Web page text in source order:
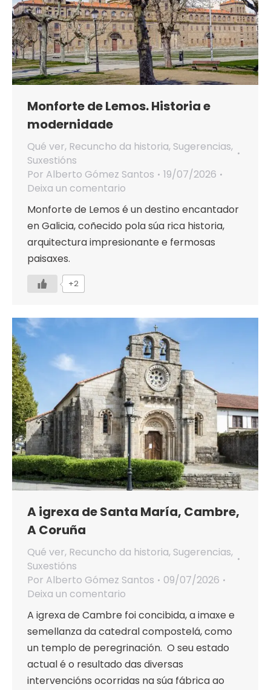
Monforte de Lemos. Historia e
modernidade
Qué ver, Recuncho da historia, Sugerencias,
Suxestións
Por Alberto Gómez Santos
19/07/2026
Deixa un comentario
Monforte de Lemos é un destino encantador
en Galicia, coñecido pola súa rica historia,
arquitectura impresionante e fermosas
paisaxes.
+2
A igrexa de Santa María, Cambre,
A Coruña
Qué ver, Recuncho da historia, Sugerencias,
Suxestións
Por Alberto Gómez Santos
09/07/2026
Deixa un comentario
A igrexa de Cambre foi concibida, a imaxe e
semellanza da catedral compostelá, como
un templo de peregrinación. O seu estado
actual é o resultado das diversas
intervencións ocorridas na súa fábrica ao